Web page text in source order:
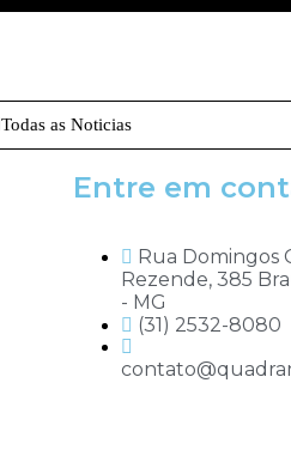
Todas as Noticias
Entre em
Rua Domingos
Rezende, 385
- MG
(31) 2532-8080